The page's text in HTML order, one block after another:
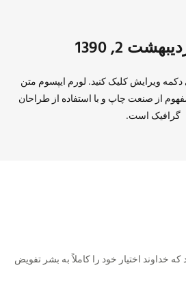
دکمه ویرایش کلیک کنید. لورم ایپسوم متن
از صنعت چاپ و با استفاده از طراحان
گرافیک است.
خداوند اختيار خود را كاملاً به بشر تفويض